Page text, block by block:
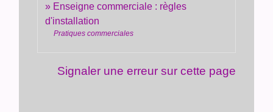
Enseigne commerciale : règles
d'installation
Pratiques commerciales
Signaler une erreur sur cette page